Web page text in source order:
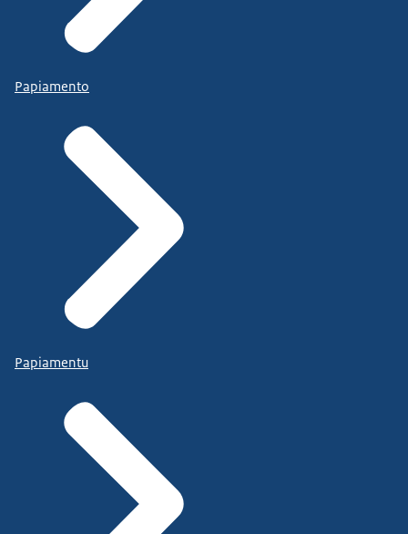
Papiamento
Papiamentu